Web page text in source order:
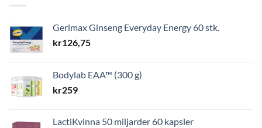
Gerimax Ginseng Everyday Energy 60 stk.
kr126,75
Bodylab EAA™ (300 g)
kr259
LactiKvinna 50 miljarder 60 kapsler